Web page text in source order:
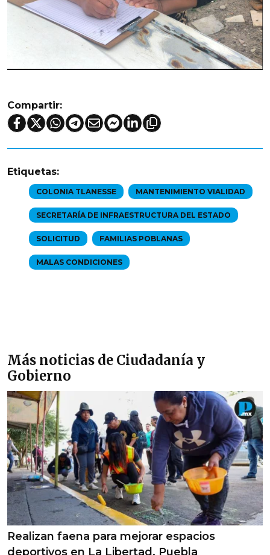
Compartir:
Etiquetas:
COLONIA TLANESSE MANTENIMIENTO VIALIDAD
SECRETARÍA DE INFRAESTRUCTURA DEL ESTADO
SOLICITUD FAMILIAS POBLANAS
MALAS CONDICIONES
Más noticias de Ciudadanía y
Gobierno
Realizan faena para mejorar espacios
deportivos en La Libertad, Puebla